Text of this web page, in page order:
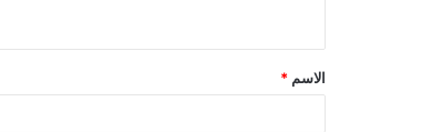
ق
*
الاسم *